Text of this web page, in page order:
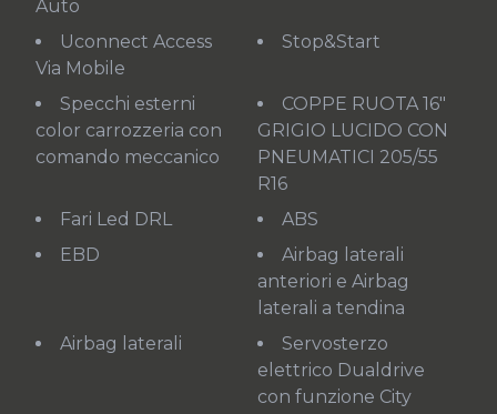
Auto
Uconnect Access
Via Mobile
Stop&Start
Specchi esterni
color carrozzeria con
comando meccanico
COPPE RUOTA 16"
GRIGIO LUCIDO CON
PNEUMATICI 205/55
R16
Fari Led DRL
ABS
EBD
Airbag laterali
anteriori e Airbag
laterali a tendina
Airbag laterali
Servosterzo
elettrico Dualdrive
con funzione City